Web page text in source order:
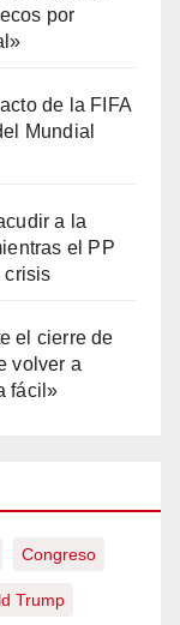
por
de la FIFA
Mundial
a la
el PP
crisis
el cierre de
volver a
fácil»
Congreso
Trump